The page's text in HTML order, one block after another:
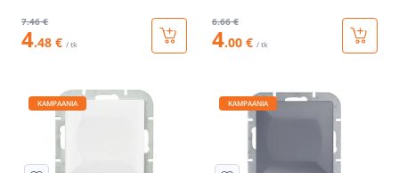
7.46 €
4.48 € / tk
6.66 €
4.00 € / tk
KAMPAANIA KAMPAANIA